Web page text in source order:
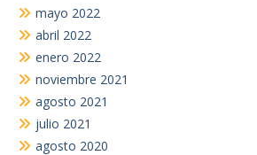
mayo 2022
abril 2022
enero 2022
noviembre 2021
agosto 2021
julio 2021
agosto 2020